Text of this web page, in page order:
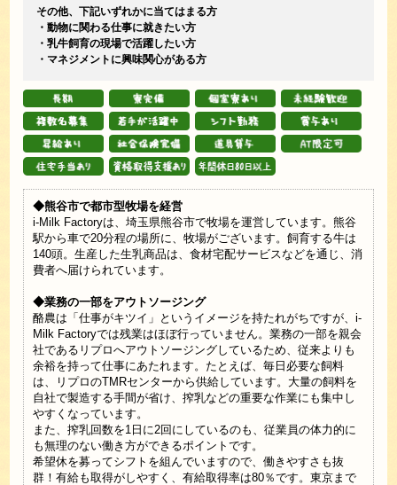
その他、下記いずれかに当てはまる方
・動物に関わる仕事に就きたい方
・乳牛飼育の現場で活躍したい方
・マネジメントに興味関心がある方
◆熊谷市で都市型牧場を経営
i-Milk Factoryは、埼玉県熊谷市で牧場を運営しています。熊谷
駅から車で20分程の場所に、牧場がございます。飼育する牛は
140頭。生産した生乳商品は、食材宅配サービスなどを通じ、消
費者へ届けられています。
◆業務の一部をアウトソージング
酪農は「仕事がキツイ」というイメージを持たれがちですが、i-
Milk Factoryでは残業はほぼ行っていません。業務の一部を親会
社であるリプロへアウトソージングしているため、従来よりも
余裕を持って仕事にあたれます。たとえば、毎日必要な飼料
は、リプロのTMRセンターから供給しています。大量の飼料を
自社で製造する手間が省け、搾乳などの重要な作業にも集中し
やすくなっています。
また、搾乳回数を1日に2回にしているのも、従業員の体力的に
も無理のない働き方ができるポイントです。
希望休を募ってシフトを組んでいますので、働きやすさも抜
群！有給も取得がしやすく、有給取得率は80％です。東京まで